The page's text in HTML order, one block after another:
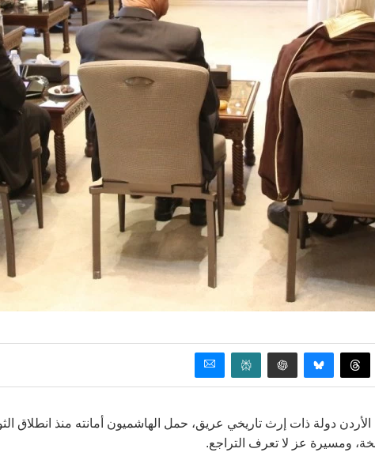
دولة ذات إرث تاريخي عريق، حمل الهاشميون أمانته منذ انطلاق
ومسيرة عز لا تعرف التراجع.